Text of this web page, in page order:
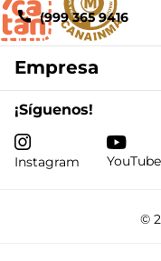
(999 365 9416
Empresa
¡Síguenos!
Instagram YouTube
©